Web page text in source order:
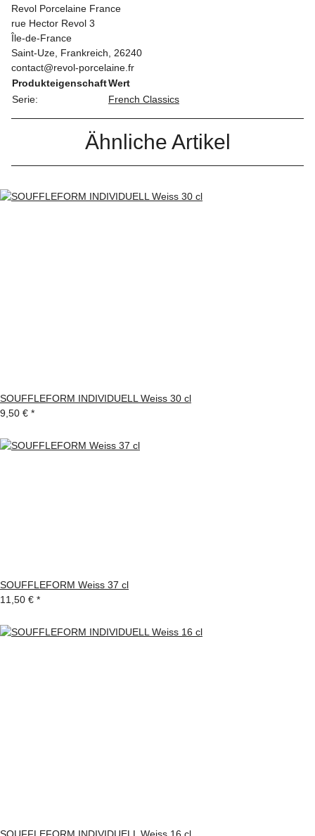
Revol Porcelaine France
rue Hector Revol 3
Île-de-France
Saint-Uze, Frankreich, 26240
contact@revol-porcelaine.fr
ProdukteigenschaftWert
Serie:
French Classics
Ähnliche Artikel
SOUFFLEFORM INDIVIDUELL Weiss 30 cl
9,50 € *
SOUFFLEFORM Weiss 37 cl
11,50 € *